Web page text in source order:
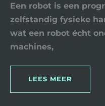
Een robot is een
zelfstandig fysieke
wat een robot écht
machines,
LEES MEER